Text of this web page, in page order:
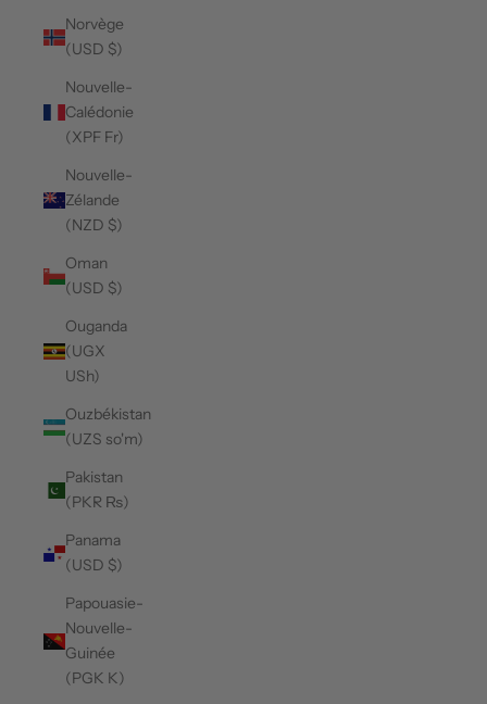
Norvège
(USD $)
Nouvelle-
Calédonie
(XPF Fr)
Nouvelle-
Zélande
(NZD $)
Oman
(USD $)
Ouganda
(UGX
USh)
Ouzbékistan
(UZS so'm)
Pakistan
(PKR ₨)
Panama
(USD $)
Papouasie-
Nouvelle-
Guinée
(PGK K)